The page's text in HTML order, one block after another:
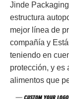
Jinde
estructura
mejor línea de
compañía y
teniendo en
protección, y es
alimentos que